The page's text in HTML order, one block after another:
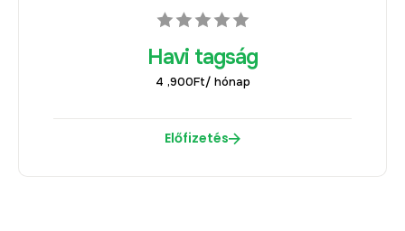
Havi tagság
4 ,900Ft/ hónap
Előfizetés